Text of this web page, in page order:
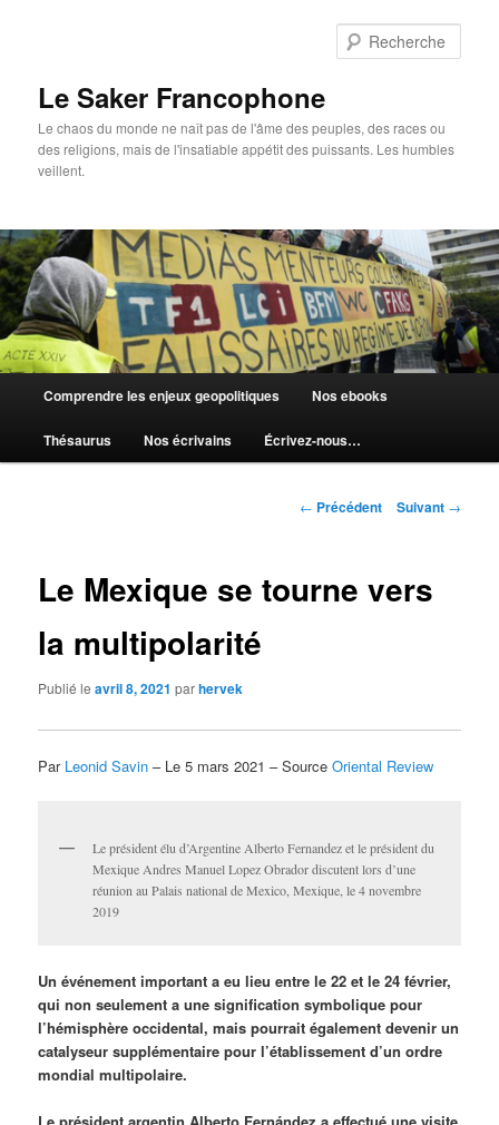
Le Saker Francophone
Le chaos du monde ne naît pas de l'âme des peuples, des races ou
des religions, mais de l'insatiable appétit des puissants. Les humbles
veillent.
Comprendre les enjeux geopolitiques Nos ebooks
Thésaurus Nos écrivains Écrivez-nous…
Navigation
← Précédent Suivant →
Le Mexique se tourne vers
la multipolarité
Publié leavril 8, 2021 parhervek
Par Leonid Savin – Le 5 mars 2021 – SourceOriental Review
Le président élu d’Argentine Alberto Fernandez et le président du
Mexique Andres Manuel Lopez Obrador discutent lors d’une
réunion au Palais national de Mexico, Mexique, le 4 novembre
2019
Un événement important a eu lieu entre le 22 et le 24 février,
qui non seulement a une signification symbolique pour
l’hémisphère occidental, mais pourrait également devenir un
catalyseur supplémentaire pour l’établissement d’un ordre
mondial multipolaire.